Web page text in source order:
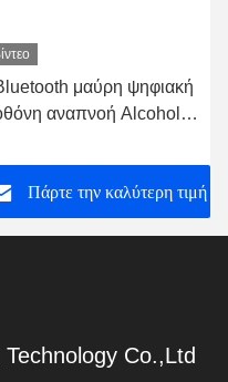
μαύρη ψηφιακή
αναπνοή Alcohol
Πάρτε την καλύτερη τιμή
Co.,Ltd